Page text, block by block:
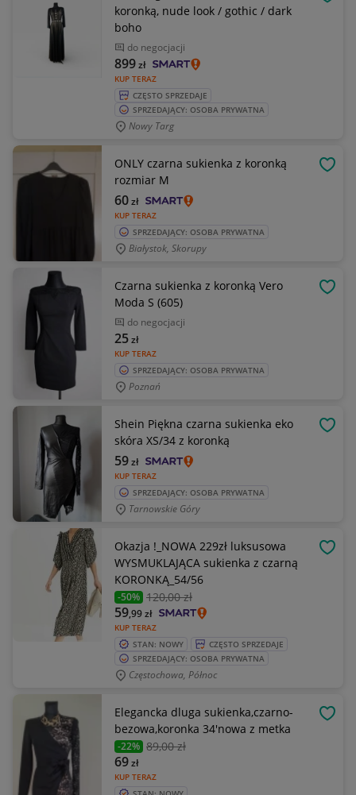
koronką, nude look / gothic / dark
boho
do negocjacji
KUP TERAZ
899zł
CZĘSTO SPRZEDAJE
SPRZEDAJĄCY: OSOBA PRYWATNA
Nowy Targ
ONLY czarna sukienka z koronką
rozmiar M
KUP TERAZ
60zł
SPRZEDAJĄCY: OSOBA PRYWATNA
Białystok, Skorupy
Czarna sukienka z koronką Vero
Moda S (605)
do negocjacji
KUP TERAZ
25zł
SPRZEDAJĄCY: OSOBA PRYWATNA
Poznań
Shein Piękna czarna sukienka eko
skóra XS/34 z koronką
KUP TERAZ
59zł
SPRZEDAJĄCY: OSOBA PRYWATNA
Tarnowskie Góry
Okazja !_NOWA 229zł luksusowa
WYSMUKLAJĄCA sukienka z czarną
KORONKĄ_54/56
-50% 120,00 zł
KUP TERAZ
59,99zł
STAN: NOWY
CZĘSTO SPRZEDAJE
SPRZEDAJĄCY: OSOBA PRYWATNA
Częstochowa, Północ
Elegancka dluga sukienka,czarno-
bezowa,koronka 34'nowa z metka
-22% 89,00 zł
KUP TERAZ
69zł